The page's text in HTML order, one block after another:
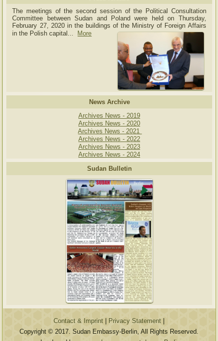
The meetings of the second session of the Political Consultation
Committee between Sudan and Poland were held on Thursday,
February 27, 2020 in the buildings of the Ministry of Foreign Affairs
in the Polish capital.
More
News Archive
Archives News - 2019
Archives News - 2020
Archives News - 2021
Archives News - 2022
Archives News - 2023
Archives News - 2024
Sudan Bulletin
Contact & Imprint Privacy Statement
Copyright © 2017. Sudan Embassy-Berlin, All Rights Reserved.